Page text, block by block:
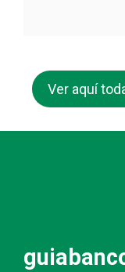
Ver aquí